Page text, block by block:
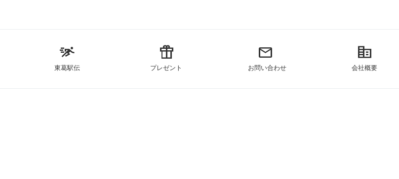
sprint
東葛駅伝
featured_seasonal_and_gifts
プレゼント
mail
お問い合わせ
corporate_fare
会社概要